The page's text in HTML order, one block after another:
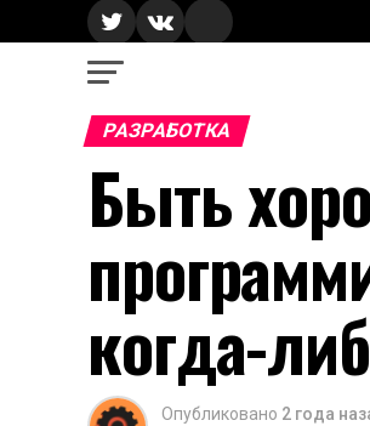
РАЗРАБОТКА
Быть
когда-
Опубликовано 2 года